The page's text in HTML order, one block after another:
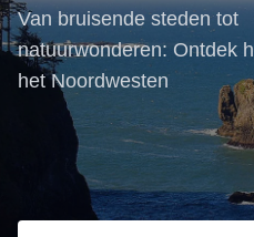
Van bruisende steden tot
natuurwonderen: Ontdek
het Noordwesten